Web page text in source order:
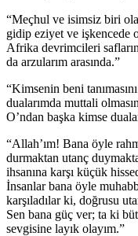
“Meçhul ve isimsiz biri
gidip eziyet ve işkencede
Afrika devrimcileri
da arzularım arasında.”
“Kimsenin beni
dualarımda muttali
O’ndan başka kimse
“Allah’ım! Bana öyle
durmaktan utanç
ihsanına karşı küçük
İnsanlar bana öyle
karşıladılar ki, doğrusu
Sen bana güç ver; ta ki
sevgisine layık olayım.”